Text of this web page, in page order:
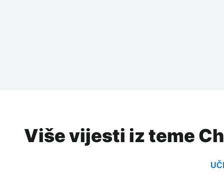
Više vijesti iz teme